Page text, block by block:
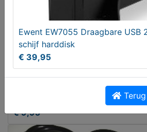
PCI Pulse H1138 Netwerkkaart
€ 9,95
Ewent EW7055 Draagbare USB
schijf harddisk
€ 39,95